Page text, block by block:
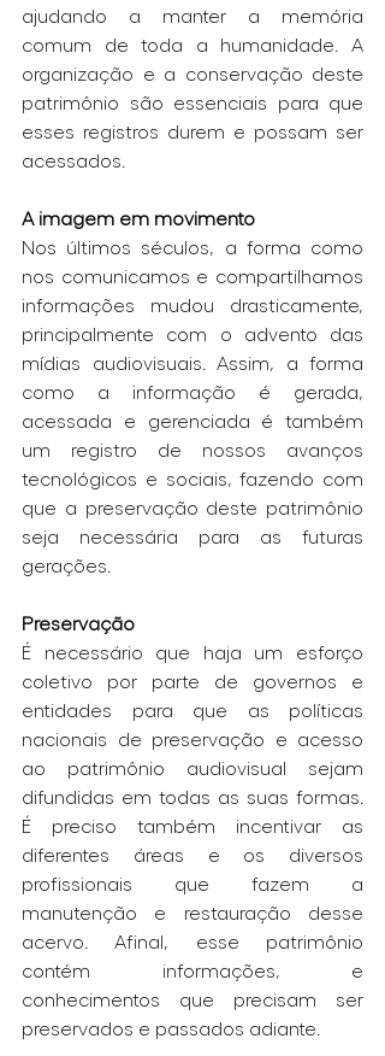
ajudando a manter a memória
comum de toda a humanidade. A
organização e a conservação deste
patrimônio são essenciais para que
esses registros durem e possam ser
acessados.
A imagem em movimento
Nos últimos séculos, a forma como
nos comunicamos e compartilhamos
informações mudou drasticamente,
principalmente com o advento das
mídias audiovisuais. Assim, a forma
como a informação é gerada,
acessada e gerenciada é também
um registro de nossos avanços
tecnológicos e sociais, fazendo com
que a preservação deste patrimônio
seja necessária para as futuras
gerações.
Preservação
É necessário que haja um esforço
coletivo por parte de governos e
entidades para que as políticas
nacionais de preservação e acesso
ao patrimônio audiovisual sejam
difundidas em todas as suas formas.
É preciso também incentivar as
diferentes áreas e os diversos
profissionais que fazem a
manutenção e restauração desse
acervo. Afinal, esse patrimônio
contém informações, e
conhecimentos que precisam ser
preservados e passados adiante.